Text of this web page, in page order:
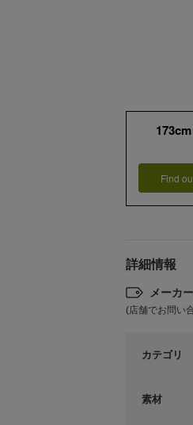
Find
詳細情報
メーカ
(店舗でお問い
カテゴリ
素材